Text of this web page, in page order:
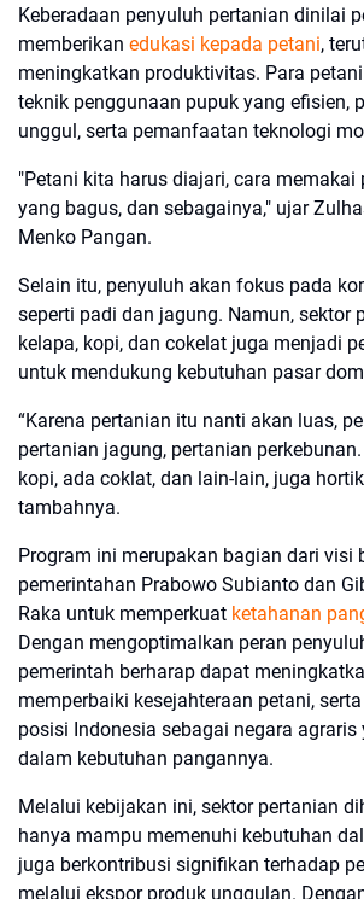
Keberadaan penyuluh pertanian dinilai
memberikan edukasi kepada petani,
meningkatkan produktivitas. Para
teknik penggunaan pupuk yang efisien,
unggul, serta pemanfaatan teknologi
"Petani kita harus diajari, cara memakai
yang bagus, dan sebagainya," ujar
Menko Pangan.
Selain itu, penyuluh akan fokus pada
seperti padi dan jagung. Namun, sektor
kelapa, kopi, dan cokelat juga menjadi
untuk mendukung kebutuhan pasar
“Karena pertanian itu nanti akan luas,
pertanian jagung, pertanian
kopi, ada coklat, dan lain-lain, juga
tambahnya.
Program ini merupakan bagian dari visi
pemerintahan Prabowo Subianto dan
Raka untuk memperkuat ketahanan
Dengan mengoptimalkan peran
pemerintah berharap dapat
memperbaiki kesejahteraan petani,
posisi Indonesia sebagai negara agraris
dalam kebutuhan pangannya.
Melalui kebijakan ini, sektor pertanian
hanya mampu memenuhi kebutuhan
juga berkontribusi signifikan terhadap
melalui ekspor produk unggulan.